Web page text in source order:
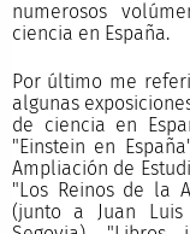
numerosos
ciencia en España.
Por último me
algunas
de ciencia en
"Einstein en
Ampliación de
"Los Reinos de la
(junto a Juan